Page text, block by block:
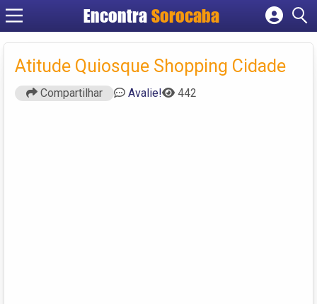
EncontraSorocaba
Cadastrar empresa
Criar conta
Atitude Quiosque Shopping Cidade
Compartilhar Avalie! 442